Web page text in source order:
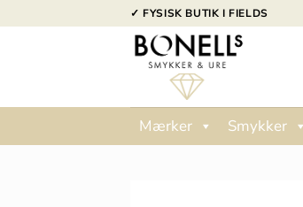
til
✓ FYSISK BUTIK I FIELDS
Mærker Smykker